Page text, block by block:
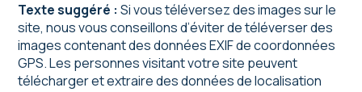
Texte suggéré :Si vous téléversez des images sur le
site, nous vous conseillons d’éviter de téléverser des
images contenant des données EXIF de coordonnées
GPS. Les personnes visitant votre site peuvent
télécharger et extraire des données de localisation